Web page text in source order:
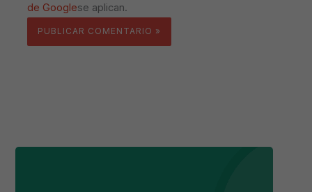
de Googlese aplican.